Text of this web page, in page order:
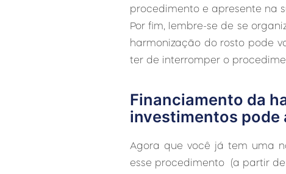
procedimento e apresente na
Por fim, lembre-se de se
harmonização do rosto pode
ter de interromper o
Financiamento da
investimentos pode
Agora que você já tem uma
esse procedimento (a partir de